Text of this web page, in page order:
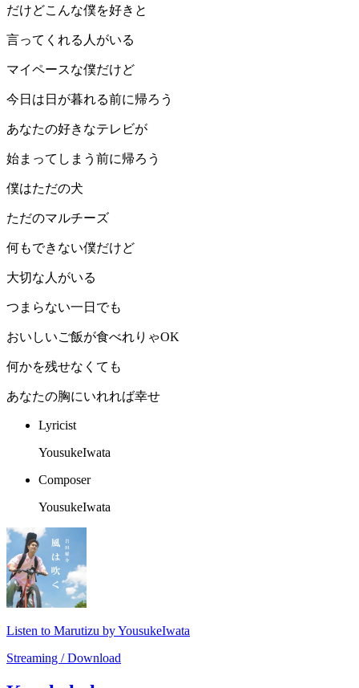
だけどこんな僕を好きと
言ってくれる人がいる
マイペースな僕だけど
今日は日が暮れる前に帰ろう
あなたの好きなテレビが
始まってしまう前に帰ろう
僕はただの犬
ただのマルチーズ
何もできない僕だけど
大切な人がいる
つまらない一日でも
おいしいご飯が食べれりゃOK
何かを残せなくても
あなたの胸にいれれば幸せ
Lyricist
YousukeIwata
Composer
YousukeIwata
Listen to Marutizu by YousukeIwata
Streaming / Download